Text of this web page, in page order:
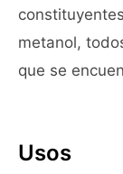
metanol,
que se
Usos